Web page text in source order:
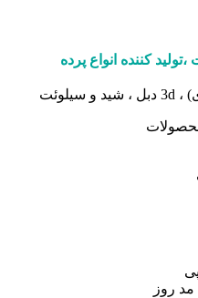
کننده انواع پرده